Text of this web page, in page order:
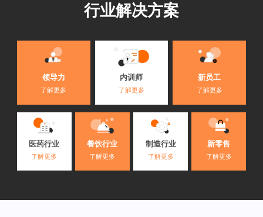
行业解决方案
领导力
了解更多
内训师
了解更多
新员工
了解更多
医药行业
了解更多
餐饮行业
了解更多
制造行业
了解更多
新零售
了解更多